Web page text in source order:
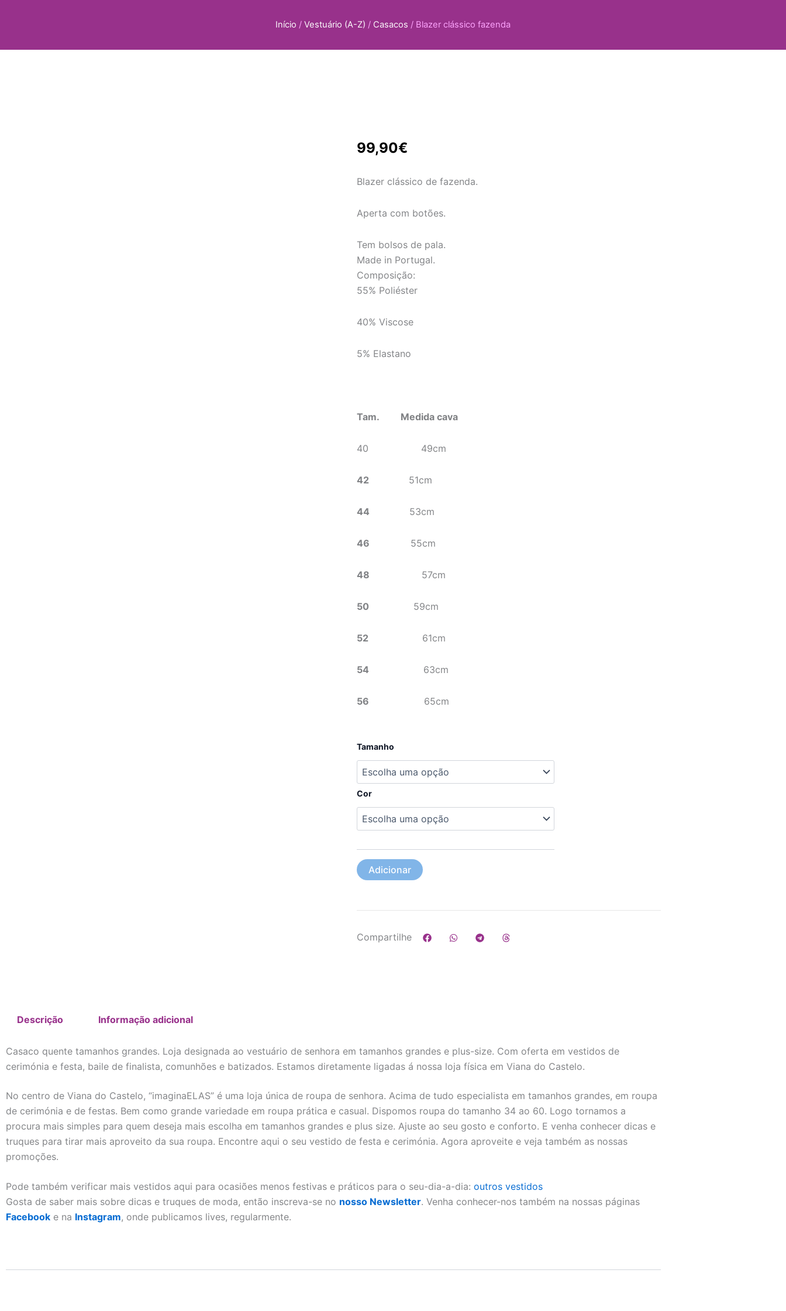
Início / Vestuário (A-Z) / Casacos / Blazer clássico fazenda
99,90€
Blazer clássico de fazenda.
Aperta com botões.
Tem bolsos de pala.
Made in Portugal.
Composição:
55% Poliéster
40% Viscose
5% Elastano
Tam. Medida cava
40 49cm
42 51cm
44 53cm
46 55cm
48 57cm
50 59cm
52 61cm
54 63cm
56 65cm
Tamanho
Cor
Quantidade
clássico
fazenda
Adicionar
Compartilhe
Descrição Informação adicional
Casaco quente tamanhos grandes. Loja designada ao vestuário de senhora em tamanhos grandes e plus-size. Com oferta em vestidos de
cerimónia e festa, baile de finalista, comunhões e batizados. Estamos diretamente ligadas á nossa loja física em Viana do Castelo.
No centro de Viana do Castelo, “imaginaELAS” é uma loja única de roupa de senhora. Acima de tudo especialista em tamanhos grandes, em roupa
de cerimónia e de festas. Bem como grande variedade em roupa prática e casual. Dispomos roupa do tamanho 34 ao 60. Logo tornamos a
procura mais simples para quem deseja mais escolha em tamanhos grandes e plus size. Ajuste ao seu gosto e conforto. E venha conhecer dicas e
truques para tirar mais aproveito da sua roupa. Encontre aqui o seu vestido de festa e cerimónia. Agora aproveite e veja também as nossas
promoções.
Pode também verificar mais vestidos aqui para ocasiões menos festivas e práticos para o seu-dia-a-dia: outros vestidos
Gosta de saber mais sobre dicas e truques de moda, então inscreva-se no nosso Newsletter. Venha conhecer-nos também na nossas páginas
Facebook e na Instagram, onde publicamos lives, regularmente.